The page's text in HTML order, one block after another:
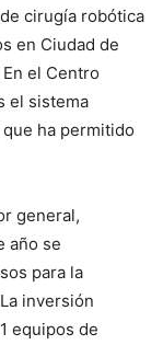
cirugía robótica
en Ciudad de
el Centro
el sistema
ha permitido
general,
año se
para la
inversión
equipos de